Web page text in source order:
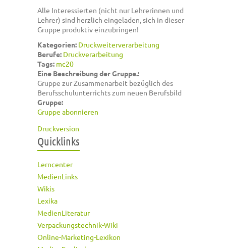
Alle Interessierten (nicht nur Lehrerinnen und
Lehrer) sind herzlich eingeladen, sich in dieser
Gruppe produktiv einzubringen!
Kategorien: Druckweiterverarbeitung
Berufe: Druckverarbeitung
Tags: mc20
Eine Beschreibung der Gruppe.:
Gruppe zur Zusammenarbeit bezüglich des
Berufsschulunterrichts zum neuen Berufsbild
Gruppe:
Gruppe abonnieren
Druckversion
Quicklinks
Lerncenter
MedienLinks
Wikis
Lexika
MedienLiteratur
Verpackungstechnik-Wiki
Online-Marketing-Lexikon